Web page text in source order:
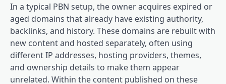
In a typical PBN setup, the owner acquires expired or
aged domains that already have existing authority,
backlinks, and history. These domains are rebuilt with
new content and hosted separately, often using
different IP addresses, hosting providers, themes,
and ownership details to make them appear
unrelated. Within the content published on these